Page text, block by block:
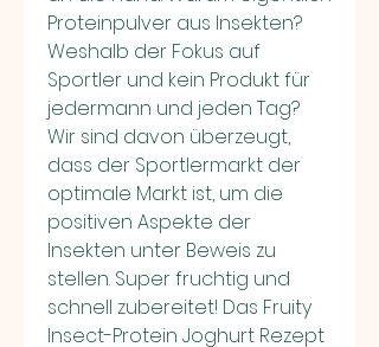
Proteinpulver aus Insekten?
Weshalb der Fokus auf
Sportler und kein Produkt für
jedermann und jeden Tag?
Wir sind davon überzeugt,
dass der Sportlermarkt der
optimale Markt ist, um die
positiven Aspekte der
Insekten unter Beweis zu
stellen. Super fruchtig und
schnell zubereitet! Das Fruity
Insect-Protein Joghurt Rezept